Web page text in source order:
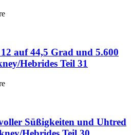
12 auf 44,5 Grad und 5.600
Hebrides Teil 31
Süßigkeiten und Uhtred